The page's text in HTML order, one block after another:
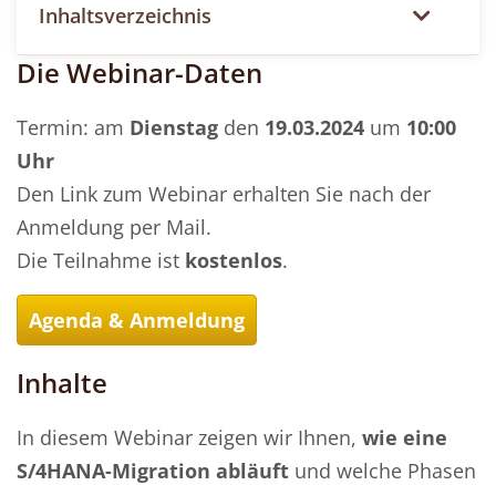
Inhaltsverzeichnis
Die Webinar-Daten
Termin: am Dienstag den 19.03.2024 um 10:00
Uhr
Den Link zum Webinar erhalten Sie nach der
Anmeldung per Mail.
Die Teilnahme ist kostenlos.
Agenda & Anmeldung
Inhalte
In diesem Webinar zeigen wir Ihnen, wie eine
S/4HANA-Migration abläuft und welche Phasen